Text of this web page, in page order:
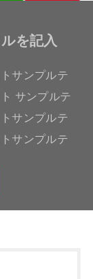
を記入
サンプルテ
サンプルテ
サンプルテ
サンプルテ